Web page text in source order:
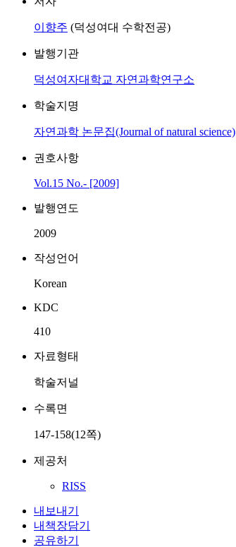
이향주 (덕성여대 수학전공)
발행기관
덕성여자대학교 자연과학연구소
학술지명
자연과학 논문집(Journal of natural science)
권호사항
Vol.15 No.- [2009]
발행연도
2009
작성언어
Korean
KDC
410
자료형태
학술저널
수록면
147-158(12쪽)
제공처
RISS
내보내기
내책장담기
공유하기